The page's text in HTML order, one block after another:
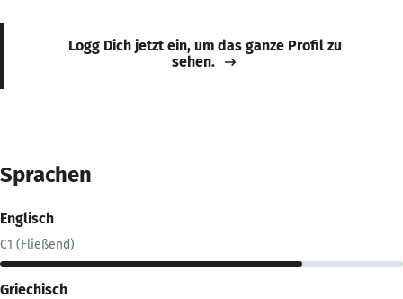
Logg Dich jetzt ein, um das ganze Profil zu
sehen.
Sprachen
Englisch
C1 (Fließend)
Griechisch